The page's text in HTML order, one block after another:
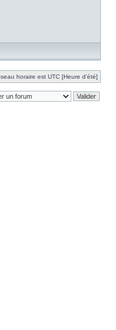
horaire est UTC [Heure d’été]